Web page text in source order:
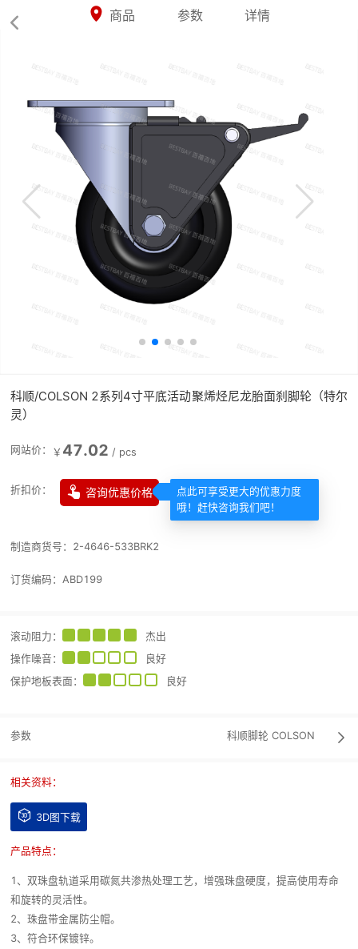

 商品 参数 详情
科顺/COLSON 2系列4寸平底活动聚烯烃尼龙胎面刹脚轮（特尔
灵）
网站价： ￥ 47.02 / pcs
折扣价：  咨询优惠价格
点此可享受更大的优惠力度
哦！赶快咨询我们吧！
制造商货号： 2-4646-533BRK2
订货编码： ABD199
滚动阻力 ：
杰出
操作噪音 ：
良好
保护地板表面 ： 良好
参数 科顺脚轮 COLSON 
相关资料：
 3D图下载
产品特点：
1、双珠盘轨道采用碳氮共渗热处理工艺，增强珠盘硬度，提高使用寿命
和旋转的灵活性。
2、珠盘带金属防尘帽。
3、符合环保镀锌。